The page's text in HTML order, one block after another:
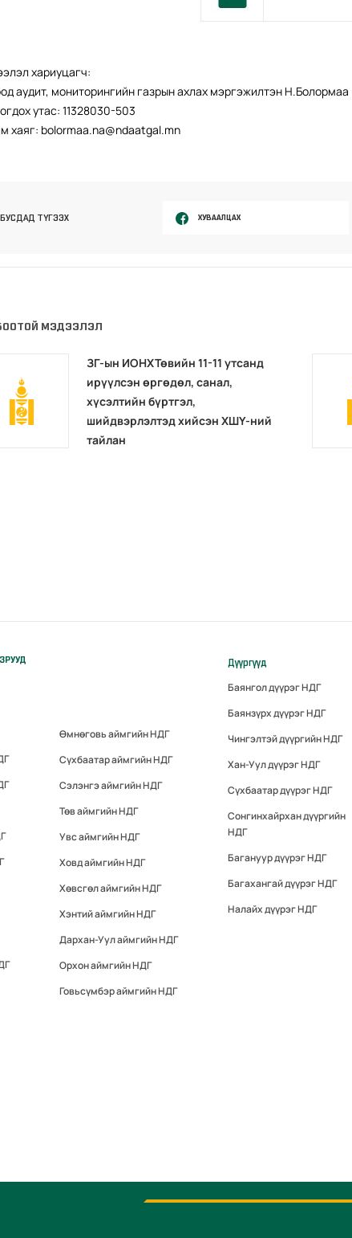
хариуцагч:
аудит, мониторингийн газрын ахлах мэргэжилтэн Н.Болормаа
утас: 11328030-503
хаяг: bolormaa.na@ndaatgal.mn
БУСДАД ТҮГЭЭХ ХУВААЛЦАХ
МЭДЭЭЛЭЛ
ЗГ-ын ИОНХТөвийн 11-11 утсанд
ирүүлсэн өргөдөл, санал,
хүсэлтийн бүртгэл,
шийдвэрлэлтэд хийсэн ХШҮ-ний
тайлан
Өмнөговь аймгийн НДГ
Сүхбаатар аймгийн НДГ
Сэлэнгэ аймгийн НДГ
Төв аймгийн НДГ
Увс аймгийн НДГ
Ховд аймгийн НДГ
Хөвсгөл аймгийн НДГ
Хэнтий аймгийн НДГ
Дархан-Уул аймгийн НДГ
Орхон аймгийн НДГ
Говьсүмбэр аймгийн НДГ
Дүүргүүд
Баянгол дүүрэг НДГ
Баянзүрх дүүрэг НДГ
Чингэлтэй дүүргийн НДГ
Хан-Уул дүүрэг НДГ
Сүхбаатар дүүрэг НДГ
Сонгинхайрхан дүүргийн
НДГ
Багануур дүүрэг НДГ
Багахангай дүүрэг НДГ
Налайх дүүрэг НДГ